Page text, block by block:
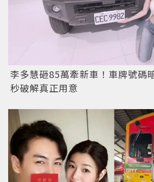
李多慧砸85萬牽新車！車牌號
秒破解真正用意